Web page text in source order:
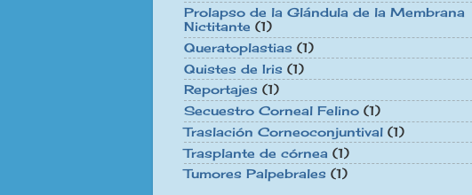
Prolapso de la Glándula de la Membrana
Nictitante (1)
Queratoplastias (1)
Quistes de Iris (1)
Reportajes (1)
Secuestro Corneal Felino (1)
Traslación Corneoconjuntival (1)
Trasplante de córnea (1)
Tumores Palpebrales (1)